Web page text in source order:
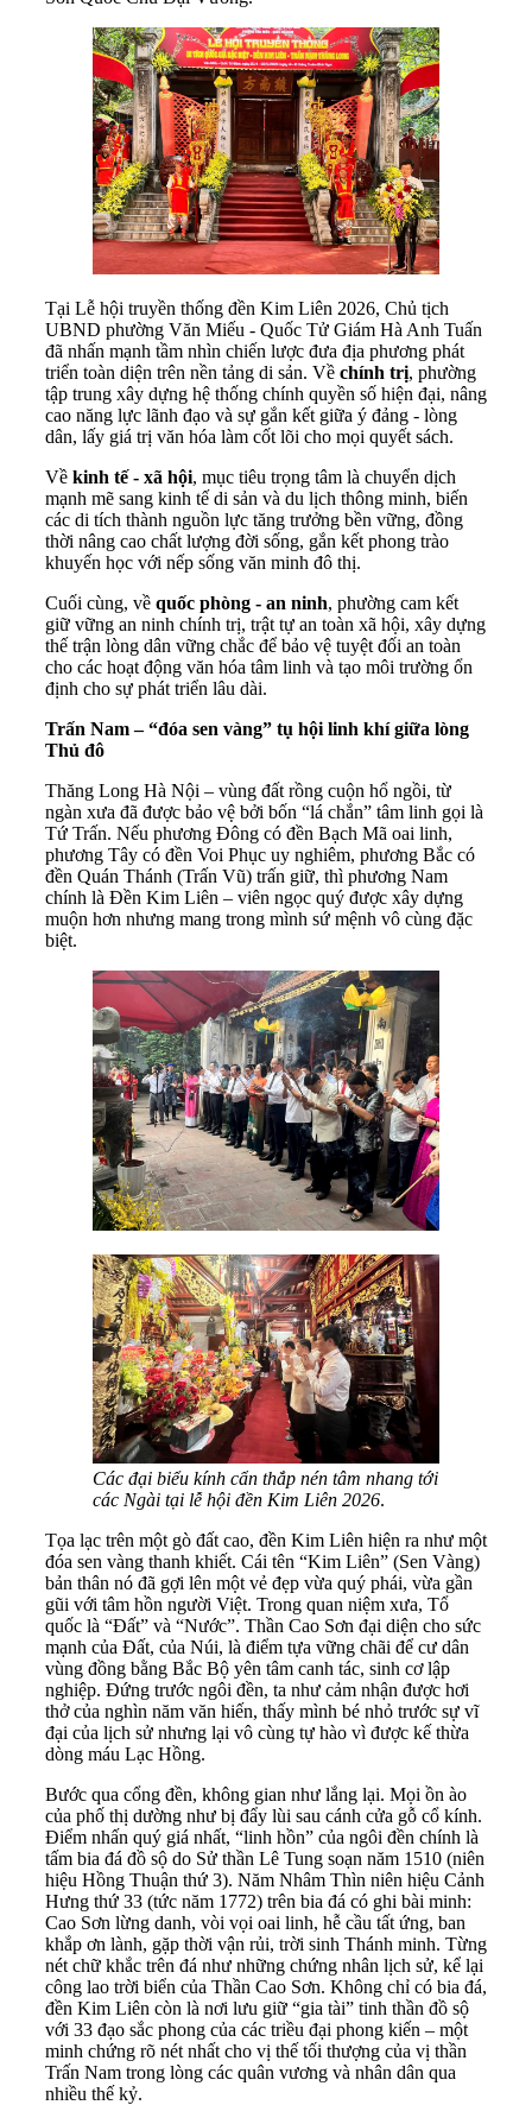
Tại Lễ hội truyền thống đền Kim Liên 2026, Chủ tịch
UBND phường Văn Miếu - Quốc Tử Giám Hà Anh Tuấn
đã nhấn mạnh tầm nhìn chiến lược đưa địa phương phát
triển toàn diện trên nền tảng di sản. Về chính trị, phường
tập trung xây dựng hệ thống chính quyền số hiện đại, nâng
cao năng lực lãnh đạo và sự gắn kết giữa ý đảng - lòng
dân, lấy giá trị văn hóa làm cốt lõi cho mọi quyết sách.
Về kinh tế - xã hội, mục tiêu trọng tâm là chuyển dịch
mạnh mẽ sang kinh tế di sản và du lịch thông minh, biến
các di tích thành nguồn lực tăng trưởng bền vững, đồng
thời nâng cao chất lượng đời sống, gắn kết phong trào
khuyến học với nếp sống văn minh đô thị.
Cuối cùng, về quốc phòng - an ninh, phường cam kết
giữ vững an ninh chính trị, trật tự an toàn xã hội, xây dựng
thế trận lòng dân vững chắc để bảo vệ tuyệt đối an toàn
cho các hoạt động văn hóa tâm linh và tạo môi trường ổn
định cho sự phát triển lâu dài.
Trấn Nam –“đóa sen vàng” tụ hội linh khígiữa lòng
Thủ đô
Thăng Long Hà Nội – vùng đất rồng cuộn hổ ngồi, từ
ngàn xưa đã được bảo vệ bởi bốn “lá chắn” tâm linh gọi là
Tứ Trấn. Nếu phương Đông có đền Bạch Mã oai linh,
phương Tây có đền Voi Phục uy nghiêm, phương Bắc có
đền Quán Thánh (Trấn Vũ) trấn giữ, thì phương Nam
chính là Đền Kim Liên – viên ngọc quý được xây dựng
muộn hơn nhưng mang trong mình sứ mệnh vô cùng đặc
biệt.
Các đại biểu kính cẩn thắp nén tâm nhang tới
các Ngài tại lễ hội đền Kim Liên 2026.
Tọa lạc trên một gò đất cao, đền Kim Liên hiện ra như một
đóa sen vàng thanh khiết. Cái tên “Kim Liên” (Sen Vàng)
bản thân nó đã gợi lên một vẻ đẹp vừa quý phái, vừa gần
gũi với tâm hồn người Việt. Trong quan niệm xưa, Tổ
quốc là “Đất” và “Nước”. Thần Cao Sơn đại diện cho sức
mạnh của Đất, của Núi, là điểm tựa vững chãi để cư dân
vùng đồng bằng Bắc Bộ yên tâm canh tác, sinh cơ lập
nghiệp. Đứng trước ngôi đền, ta như cảm nhận được hơi
thở của nghìn năm văn hiến, thấy mình bé nhỏ trước sự vĩ
đại của lịch sử nhưng lại vô cùng tự hào vì được kế thừa
dòng máu Lạc Hồng.
Bước qua cổng đền, không gian như lắng lại. Mọi ồn ào
của phố thị dường như bị đẩy lùi sau cánh cửa gỗ cổ kính.
Điểm nhấn quý giá nhất, “linh hồn” của ngôi đền chính là
tấm bia đá đồ sộ do Sử thần Lê Tung soạn năm 1510 (niên
hiệu Hồng Thuận thứ 3). Năm Nhâm Thìn niên hiệu Cảnh
Hưng thứ 33 (tức năm 1772) trên bia đá có ghi bài minh:
Cao Sơn lừng danh, vòi vọi oai linh, hễ cầu tất ứng, ban
khắp ơn lành, gặp thời vận rủi, trời sinh Thánh minh. Từng
nét chữ khắc trên đá như những chứng nhân lịch sử, kể lại
công lao trời biển của Thần Cao Sơn. Không chỉ có bia đá,
đền Kim Liên còn là nơi lưu giữ “gia tài” tinh thần đồ sộ
với 33 đạo sắc phong của các triều đại phong kiến – một
minh chứng rõ nét nhất cho vị thế tối thượng của vị thần
Trấn Nam trong lòng các quân vương và nhân dân qua
nhiều thế kỷ.